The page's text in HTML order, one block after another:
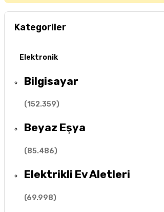
Kategoriler
Elektronik
Bilgisayar
(152.359)
Beyaz Eşya
(85.486)
Elektrikli Ev Aletleri
(69.998)